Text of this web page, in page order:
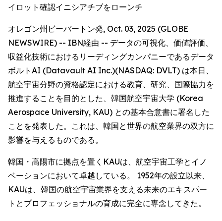
イロット確認イニシアチブをローンチ
オレゴン州ビーバートン発, Oct. 03, 2025 (GLOBE
NEWSWIRE) -- IBN経由 -- データの可視化、価値評価、
収益化技術におけるリーディングカンパニーであるデータ
ボルトAI (Datavault AI Inc.)(NASDAQ: DVLT) は本日、
航空宇宙分野の資格認定における教育、研究、国際協力を
推進することを目的とした、韓国航空宇宙大学 (Korea
Aerospace University, KAU) との基本合意書に署名した
ことを発表した。これは、韓国と世界の航空業界の双方に
影響を与えるものである。
韓国・高陽市に拠点を置くKAUは、航空宇宙工学とイノ
ベーションにおいて卓越している。 1952年の設立以来、
KAUは、韓国の航空宇宙業界を支える未来のエキスパー
トとプロフェッショナルの育成に完全に専念してきた。